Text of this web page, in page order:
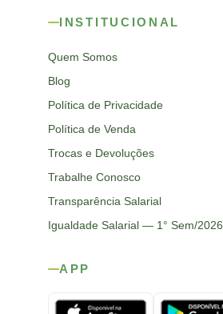
INSTITUCIONAL
Quem Somos
Blog
Política de Privacidade
Política de Venda
Trocas e Devoluções
Trabalhe Conosco
Transparência Salarial
Igualdade Salarial — 1° Sem/2026
APP